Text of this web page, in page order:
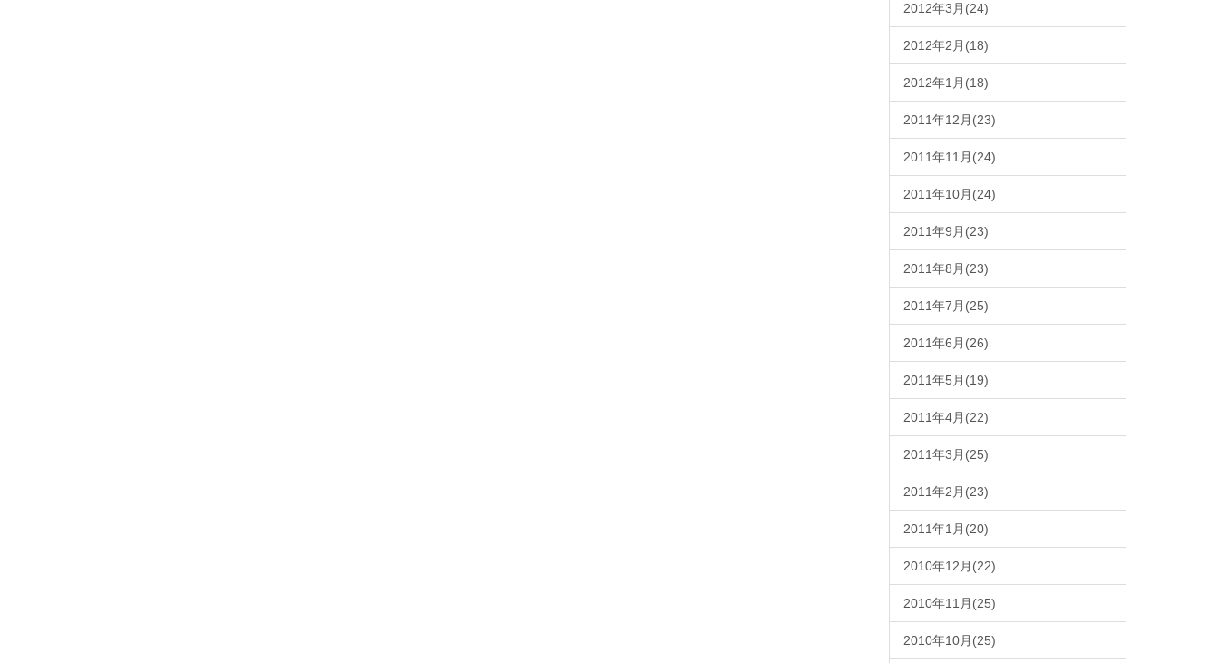
2012年3月(24)
2012年2月(18)
2012年1月(18)
2011年12月(23)
2011年11月(24)
2011年10月(24)
2011年9月(23)
2011年8月(23)
2011年7月(25)
2011年6月(26)
2011年5月(19)
2011年4月(22)
2011年3月(25)
2011年2月(23)
2011年1月(20)
2010年12月(22)
2010年11月(25)
2010年10月(25)